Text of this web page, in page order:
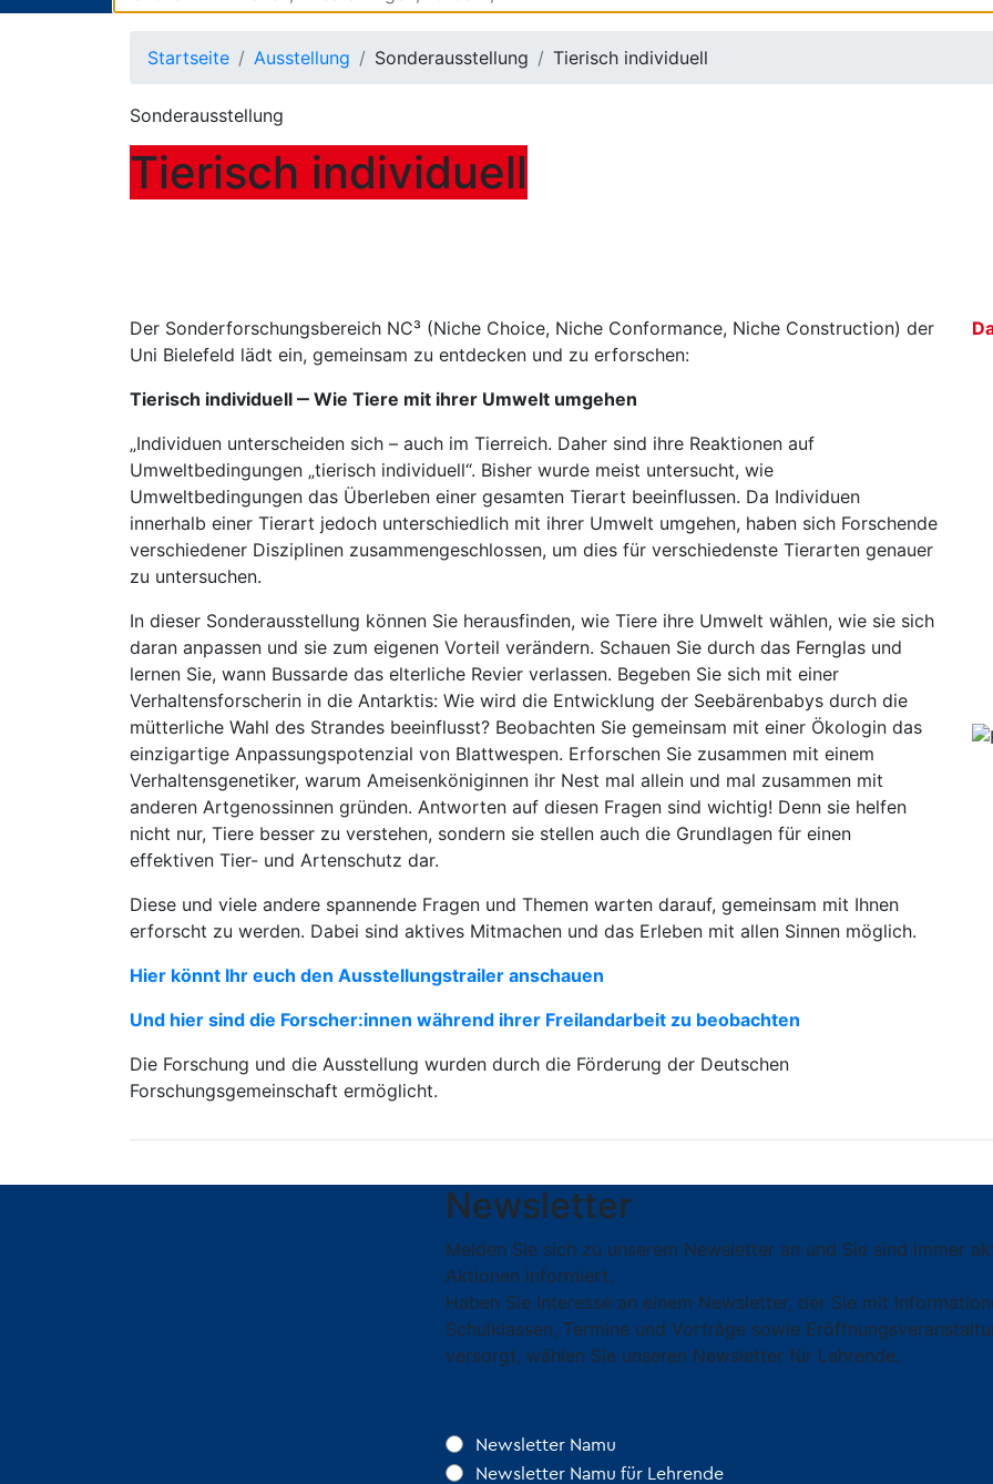
Startseite Ausstellung Sonderausstellung Tierisch individuell
Sonderausstellung
Tierisch individuell
Der Sonderforschungsbereich NC³ (Niche Choice, Niche Conformance, Niche Construction) der
Uni Bielefeld lädt ein, gemeinsam zu entdecken und zu erforschen:
Tierisch individuell ‒ Wie Tiere mit ihrer Umwelt umgehen
„Individuen unterscheiden sich – auch im Tierreich. Daher sind ihre Reaktionen auf
Umweltbedingungen „tierisch individuell“. Bisher wurde meist untersucht, wie
Umweltbedingungen das Überleben einer gesamten Tierart beeinflussen. Da Individuen
innerhalb einer Tierart jedoch unterschiedlich mit ihrer Umwelt umgehen, haben sich Forschende
verschiedener Disziplinen zusammengeschlossen, um dies für verschiedenste Tierarten genauer
zu untersuchen.
In dieser Sonderausstellung können Sie herausfinden, wie Tiere ihre Umwelt wählen, wie sie sich
daran anpassen und sie zum eigenen Vorteil verändern. Schauen Sie durch das Fernglas und
lernen Sie, wann Bussarde das elterliche Revier verlassen. Begeben Sie sich mit einer
Verhaltensforscherin in die Antarktis: Wie wird die Entwicklung der Seebärenbabys durch die
mütterliche Wahl des Strandes beeinflusst? Beobachten Sie gemeinsam mit einer Ökologin das
einzigartige Anpassungspotenzial von Blattwespen. Erforschen Sie zusammen mit einem
Verhaltensgenetiker, warum Ameisenköniginnen ihr Nest mal allein und mal zusammen mit
anderen Artgenossinnen gründen. Antworten auf diesen Fragen sind wichtig! Denn sie helfen
nicht nur, Tiere besser zu verstehen, sondern sie stellen auch die Grundlagen für einen
effektiven Tier- und Artenschutz dar.
Diese und viele andere spannende Fragen und Themen warten darauf, gemeinsam mit Ihnen
erforscht zu werden. Dabei sind aktives Mitmachen und das Erleben mit allen Sinnen möglich.
Hier könnt Ihr euch den Ausstellungstrailer anschauen
Und hier sind die Forscher:innen während ihrer Freilandarbeit zu beobachten
Die Forschung und die Ausstellung wurden durch die Förderung der Deutschen
Forschungsgemeinschaft ermöglicht.
Newsletter
Melden Sie sich zu unserem Newsletter an und Sie sind immer
Aktionen informiert.
Haben Sie Interesse an einem Newsletter, der Sie mit
Schulklassen, Termine und Vorträge sowie
versorgt, wählen Sie unseren Newsletter für Lehrende.